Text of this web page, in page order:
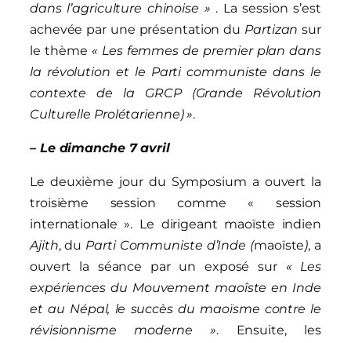
dans l’agriculture chinoise » . La session s’est
achevée par une présentation du Partizan sur
le thème « Les femmes de premier plan dans
la révolution et le Parti communiste dans le
contexte de la GRCP (Grande Révolution
Culturelle Prolétarienne)».
– Le dimanche 7 avril
Le deuxième jour du Symposium a ouvert la
troisième session comme « session
internationale ». Le dirigeant maoïste indien
Ajith, du Parti Communiste d’Inde (maoïste), a
ouvert la séance par un exposé sur « Les
expériences du Mouvement maoîste en Inde
et au Népal, le succès du maoïsme contre le
révisionnisme moderne ». Ensuite, les